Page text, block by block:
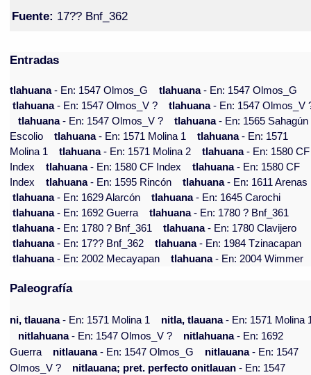
Fuente: 17?? Bnf_362
Entradas
tlahuana- En: 1547 Olmos_G tlahuana- En: 1547 Olmos_G
tlahuana- En: 1547 Olmos_V ? tlahuana- En: 1547 Olmos_V
tlahuana- En: 1547 Olmos_V ? tlahuana- En: 1565 Sahagún
Escolio
tlahuana- En: 1571 Molina 1 tlahuana- En: 1571
Molina 1
tlahuana- En: 1571 Molina 2 tlahuana- En: 1580 CF
Index
tlahuana- En: 1580 CF Index tlahuana- En: 1580 CF
Index
tlahuana- En: 1595 Rincón tlahuana- En: 1611 Arenas
tlahuana- En: 1629 Alarcón tlahuana- En: 1645 Carochi
tlahuana- En: 1692 Guerra tlahuana- En: 1780 ? Bnf_361
tlahuana- En: 1780 ? Bnf_361 tlahuana- En: 1780 Clavijero
tlahuana- En: 17?? Bnf_362 tlahuana- En: 1984 Tzinacapan
tlahuana- En: 2002 Mecayapan tlahuana- En: 2004 Wimmer
Paleografía
ni, tlauana- En: 1571 Molina 1 nitla, tlauana- En: 1571 Molina
nitlahuana- En: 1547 Olmos_V ? nitlahuana- En: 1692
Guerra
nitlauana- En: 1547 Olmos_G nitlauana- En: 1547
Olmos_V ?
nitlauana; pret. perfecto onitlauan - En: 1547